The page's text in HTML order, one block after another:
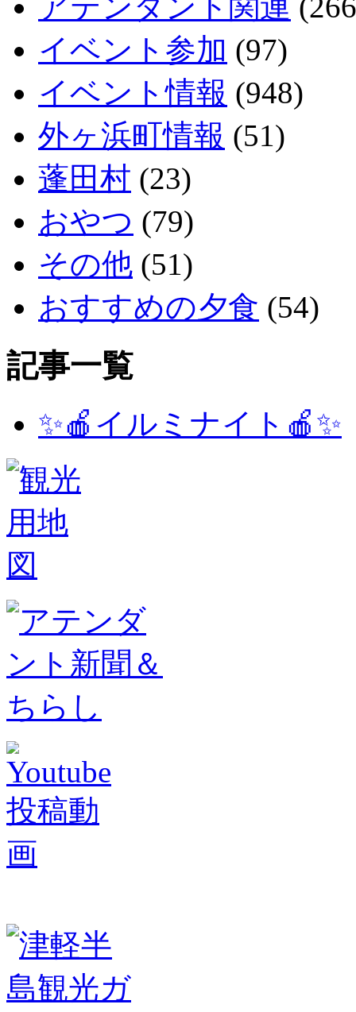
アテンダント関連
イベント参加 (97)
イベント情報 (948)
外ヶ浜町情報 (51)
蓬田村 (23)
おやつ (79)
その他 (51)
おすすめの夕食 (54)
記事一覧
✨🍎イルミナイト🍎✨